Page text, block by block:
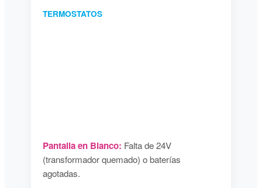
TERMOSTATOS
Pantalla en Blanco: Falta de 24V
(transformador quemado) o baterías
agotadas.